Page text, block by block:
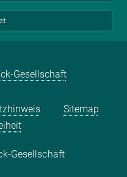
Gesellschaft
Sitemap
Gesellschaft